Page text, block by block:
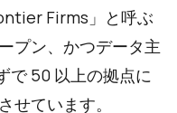
Firms」と呼ぶ
プン、かつデータ主
で 50 以上の拠点に
せています。